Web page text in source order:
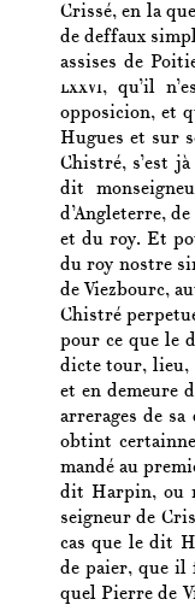
Crissé, en la
de deffaux
assises de
lxxvi,qu’il
opposicion, et
Hugues et sur
Chistré, s’est
dit
d’Angleterre,
et du roy. Et
du roy nostre
de Viezbourc,
Chistré
pour ce que le
dicte tour, lieu,
et en demeure
arrerages de
obtint
mandé au
dit Harpin, ou
seigneur de
cas que le dit
de paier, que il
quel Pierre de